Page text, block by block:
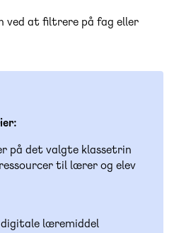
ved at filtrere på fag eller
på det valgte klassetrin
til lærer og elev
læremiddel